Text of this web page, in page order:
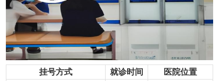
挂号方式 就诊时间
医院位置